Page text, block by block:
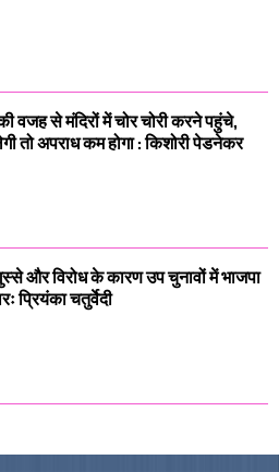
वजह से मंदिरों में चोर चोरी करने पहुंचे,
तो अपराध कम होगा : किशोरी पेडनेकर
और विरोध के कारण उप चुनावों में भाजपा
प्रियंका चतुर्वेदी